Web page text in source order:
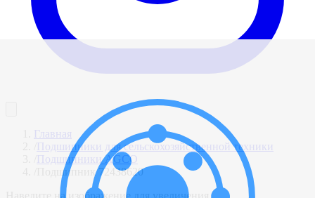
Главная
Подшипники для сельскохозяйственной техники
Подшипники AGCO
Подшипник 72438620
Наведите на изображение для увеличения